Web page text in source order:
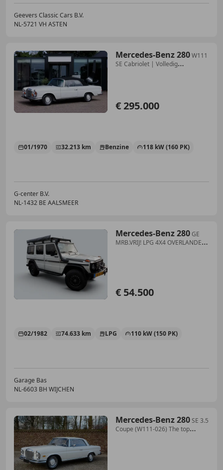
Geevers Classic Cars B.V.
NL-5721 VH ASTEN
Mercedes-Benz 280W111
SE Cabriolet | Volledig
€ 295.000
01/1970 32.213 km Benzine 118 kW (160 PK)
G-center B.V.
NL-1432 BE AALSMEER
Mercedes-Benz 280GE
MRB.VRIJ! LPG 4X4 OVERLANDER
€ 54.500
02/1982 74.633 km LPG 110 kW (150 PK)
Garage Bas
NL-6603 BH WIJCHEN
Mercedes-Benz 280SE 3.5
Coupe (W111-026) The top